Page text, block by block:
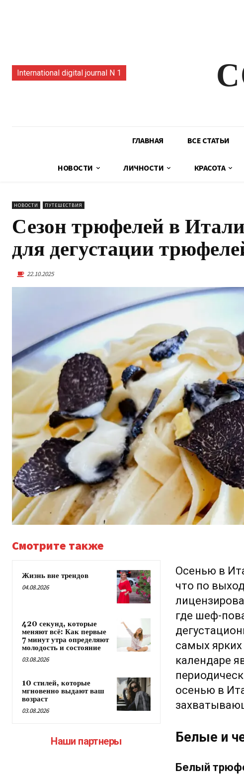
International digital journal N 1
ГЛАВНАЯ ВСЕ СТАТЬИ
НОВОСТИ ЛИЧНОСТИ КРАСОТА
НОВОСТИ ПУТЕШЕСТВИЯ
Сезон трюфелей в
для дегустации
22.10.2025
Смотрите также
Жизнь вне трендов
04.08.2026
420 секунд, которые
меняют всё: Как первые
7 минут утра определяют
молодость и состояние
03.08.2026
10 стилей, которые
мгновенно выдают ваш
возраст
03.08.2026
Наши партнеры
Осенью в
что по
где шеф-
самых
календаре
осенью в
Белые и
Белый